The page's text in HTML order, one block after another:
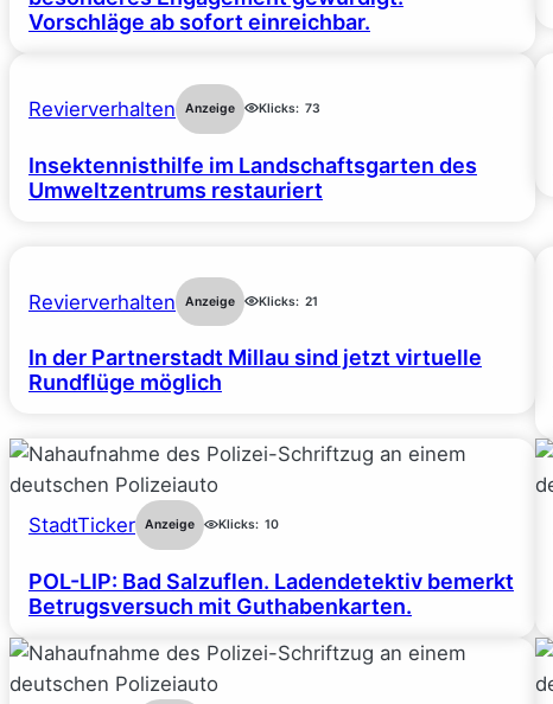
Vorschläge ab sofort einreichbar.
Revierverhalten Anzeige Klicks: 73
Insektennisthilfe im Landschaftsgarten des
Umweltzentrums restauriert
Revierverhalten Anzeige Klicks: 21
In der Partnerstadt Millau sind jetzt virtuelle
Rundflüge möglich
StadtTicker Anzeige Klicks: 10
POL-LIP: Bad Salzuflen. Ladendetektiv bemerkt
Betrugsversuch mit Guthabenkarten.